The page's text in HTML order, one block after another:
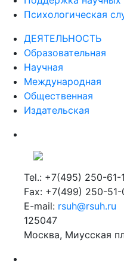
Психологическая
ДЕЯТЕЛЬНОСТЬ
Образовательная
Научная
Международная
Общественная
Издательская
Tel.: +7(495) 250-61-
Fax: +7(499) 250-51-
E-mail: rsuh@rsuh.ru
125047
Москва, Миусская